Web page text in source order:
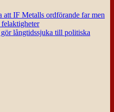
att IF Metalls ordförande far men
långtidssjuka till politiska